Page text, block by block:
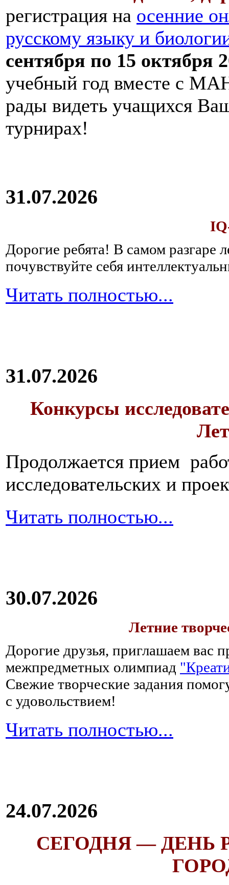
регистрация на осенние
русскому языку и
сентября по 15 октября
учебный год вместе с
рады видеть учащихся
турнирах!
31.07.2026
Дорогие ребята! В самом разгаре
почувствуйте себя
Читать полностью...
31.07.2026
Конкурсы
Продолжается прием
исследовательских и
Читать полностью...
30.07.2026
Летние
Дорогие друзья, приглашаем вас
межпредметных олимпиад
Свежие творческие задания
с удовольствием!
Читать полностью...
24.07.2026
СЕГОДНЯ — ДЕНЬ